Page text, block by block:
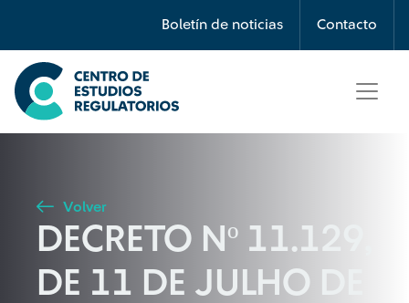
Boletín de noticias Contacto
Búsqueda
Seleccione país
Buscar
Volver
DECRETO Nº 11.129,
DE 11 DE JULHO DE